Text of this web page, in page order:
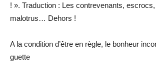
! ». Traduction : Les contrevenants,
malotrus… Dehors !
A la condition d’être en règle, le bonheur
guette